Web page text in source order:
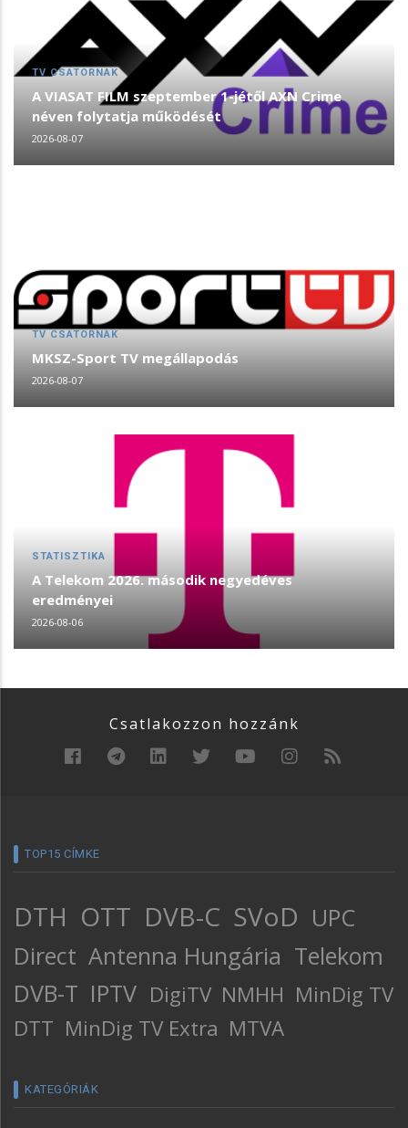
TV CSATORNÁK
A VIASAT FILM szeptember 1-jétől AXN Crime
néven folytatja működését
2026-08-07
TV CSATORNÁK
MKSZ-Sport TV megállapodás
2026-08-07
STATISZTIKA
A Telekom 2026. második negyedéves
eredményei
2026-08-06
Csatlakozzon hozzánk
TOP15 CÍMKE
DTH OTT DVB-C SVoD UPC
Direct Antenna Hungária Telekom
DVB-T IPTV DigiTV NMHH MinDig TV
DTT MinDig TV Extra MTVA
KATEGÓRIÁK